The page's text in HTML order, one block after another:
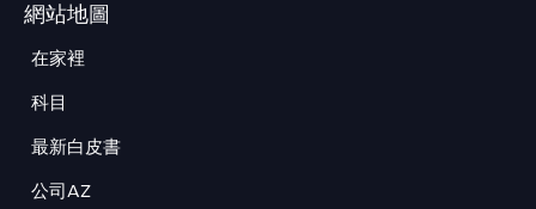
網站地圖
在家裡
科目
最新白皮書
公司AZ